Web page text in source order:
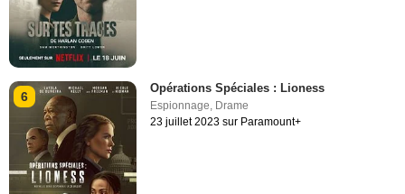
6
Opérations Spéciales : Lioness
Espionnage, Drame
23 juillet 2023 sur Paramount+